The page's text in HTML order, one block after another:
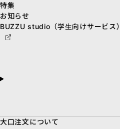
特集
お知らせ
BUZZU studio（学生向けサービス）
大口注文について